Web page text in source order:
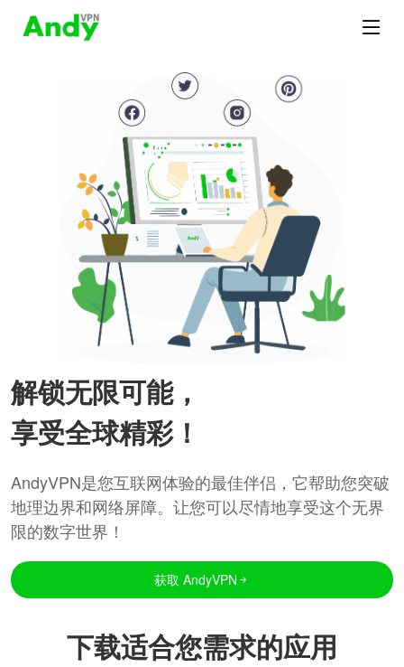
解锁无限可能，
享受全球精彩！
AndyVPN是您互联网体验的最佳伴侣，它帮助您突破
地理边界和网络屏障。让您可以尽情地享受这个无界
限的数字世界！
获取 AndyVPN
下载适合您需求的应用